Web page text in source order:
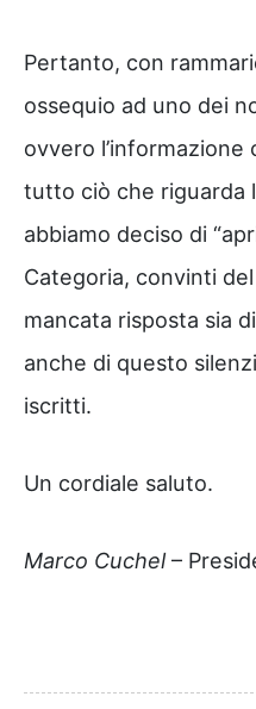
Pertanto, con
ossequio ad uno dei
ovvero l’informazione
tutto ciò che riguarda
abbiamo deciso di
Categoria, convinti
mancata risposta sia
anche di questo
iscritti.
Un cordiale saluto.
Marco Cuchel–